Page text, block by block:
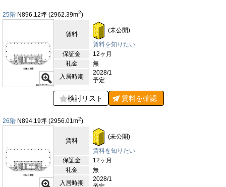
議利用にも便利な環境です。このように、TORANOGATEの周辺
環境は、国際的なビジネス拠点としての利便性、行政・金融機関
の近接性、豊富な商業施設と飲食環境、そして都心でありながら
自然も身近に感じられるバランスの良さが揃っています。ビジネ
ス活動を力強くサポートするだけでなく、働く人々に快適で豊か
な時間をもたらす理想的な立地であるといえるでしょう。
【評価】
駅からの距離
耐震性
25階 N896.12坪 (2962.39m2)
賃料
(未公開)
賃料を知りたい
保証金
12ヶ月
礼金
無
入居時期
2028/1
予定
検討リスト 賃料を確認
26階 N894.19坪 (2956.01m2)
賃料
(未公開)
賃料を知りたい
保証金
12ヶ月
礼金
無
入居時期
2028/1